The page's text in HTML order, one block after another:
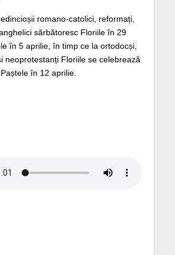
romano-catolici, reformați,
sărbătoresc Floriile în 29
în 5 aprilie, în timp ce la ortodocși,
neoprotestanți Floriile se celebrează
în 12 aprilie.